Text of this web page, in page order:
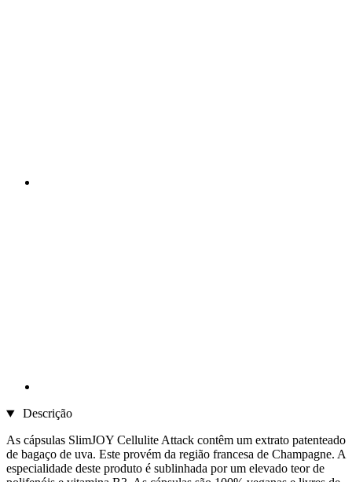
Descrição
As cápsulas SlimJOY Cellulite Attack contêm um extrato patenteado
de bagaço de uva. Este provém da região francesa de Champagne. A
especialidade deste produto é sublinhada por um elevado teor de